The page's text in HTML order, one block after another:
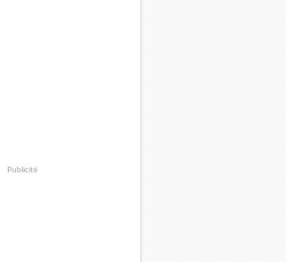
Publicité